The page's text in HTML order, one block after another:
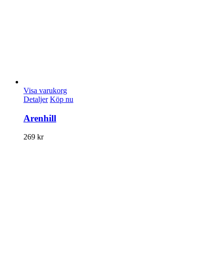
Visa varukorg
Detaljer Köp nu
Arenhill
269 kr